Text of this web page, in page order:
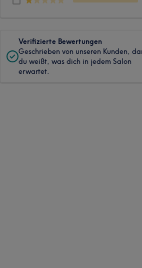
Verifizierte Bewertungen
Geschrieben von unseren Kunden,
du weißt, was dich in jedem Salon
erwartet.